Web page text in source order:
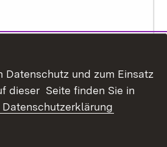
Datenschutz und zum Einsatz
dieser Seite finden Sie in
Datenschutzerklärung